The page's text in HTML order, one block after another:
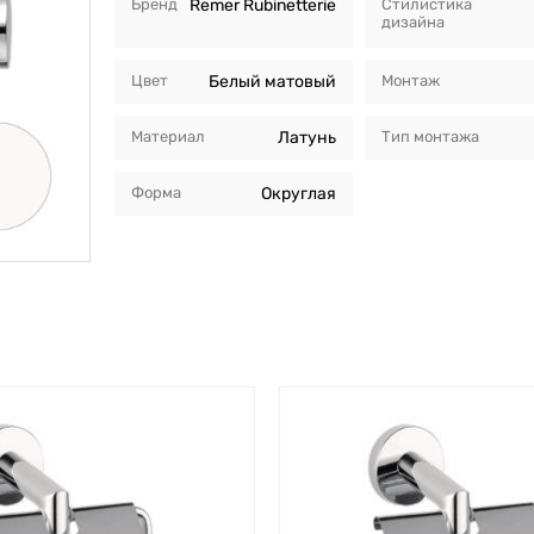
Бренд Remer Rubinetterie
Цвет Белый матовый
Материал Латунь
Форма Округлая
Стилистика
дизайна
Монтаж
Тип монтажа